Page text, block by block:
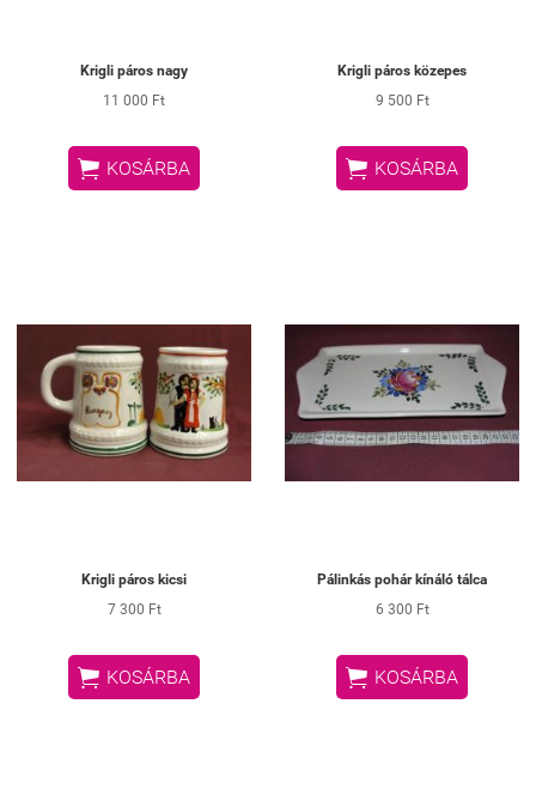
Krigli páros nagy
11 000 Ft
 KOSÁRBA
Krigli páros közepes
9 500 Ft
 KOSÁRBA
Krigli páros kicsi
7 300 Ft
 KOSÁRBA
Pálinkás pohár kínáló tálca
6 300 Ft
 KOSÁRBA